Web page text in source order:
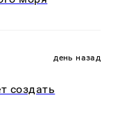
день назад
создать